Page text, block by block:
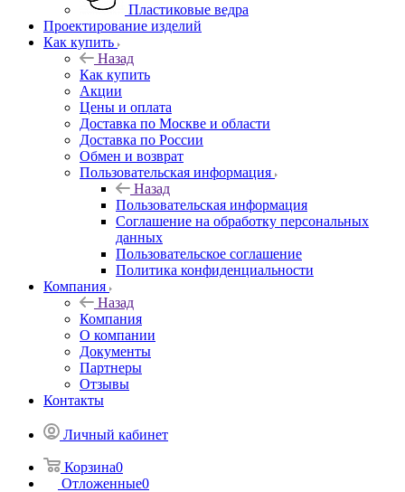
Пластиковые ведра
Проектирование изделий
Как купить
Назад
Как купить
Акции
Цены и оплата
Доставка по Москве и области
Доставка по России
Обмен и возврат
Пользовательская информация
Назад
Пользовательская информация
Соглашение на обработку персональных
данных
Пользовательское соглашение
Политика конфиденциальности
Компания
Назад
Компания
О компании
Документы
Партнеры
Отзывы
Контакты
Личный кабинет
Корзина0
Отложенные0